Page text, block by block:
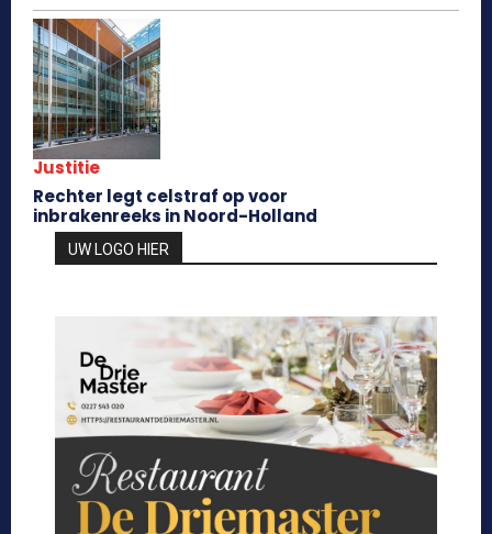
Justitie
Rechter legt celstraf op voor
inbrakenreeks in Noord-Holland
UW LOGO HIER